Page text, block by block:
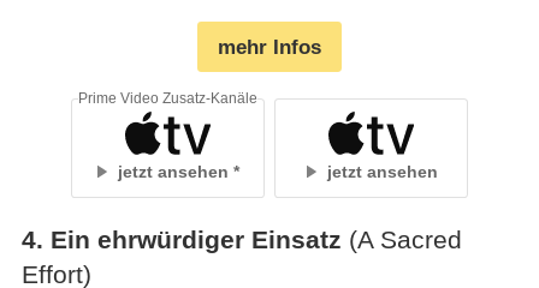
mehr Infos
jetzt ansehen
Prime Video Zusatz-Kanäle
jetzt ansehen
4. Ein ehrwürdiger Einsatz (A Sacred
Effort)